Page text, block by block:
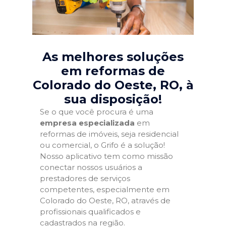
As melhores soluções
em reformas de
Colorado do Oeste, RO, à
sua disposição!
Se o que você procura é uma
empresa especializada em
reformas de imóveis, seja residencial
ou comercial, o Grifo é a solução!
Nosso aplicativo tem como missão
conectar nossos usuários a
prestadores de serviços
competentes, especialmente em
Colorado do Oeste, RO, através de
profissionais qualificados e
cadastrados na região.